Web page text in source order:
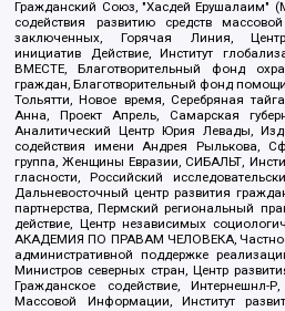
Гражданский Союз, "Хасдей Ерушалаим"
содействия развитию средств
заключенных, Горячая Линия,
инициатив Действие, Институт
ВМЕСТЕ, Благотворительный фонд
граждан, Благотворительный фонд
Тольятти, Новое время, Серебряная
Анна, Проект Апрель, Самарская
Аналитический Центр Юрия Левады,
содействия имени Андрея Рылькова,
группа, Женщины Евразии, СИБАЛЬТ,
гласности, Российский
Дальневосточный центр развития
партнерства, Пермский региональный
действие, Центр независимых
АКАДЕМИЯ ПО ПРАВАМ ЧЕЛОВЕКА, Частное
административной поддержке
Министров северных стран, Центр
Гражданское содействие,
Массовой Информации, Институт